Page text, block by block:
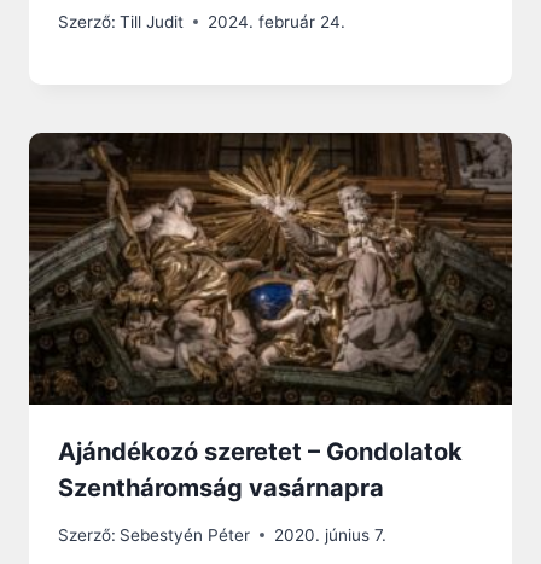
Szerző: Till Judit 2024. február 24.
Ajándékozó szeretet – Gondolatok
Szentháromság vasárnapra
Szerző: Sebestyén Péter 2020. június 7.